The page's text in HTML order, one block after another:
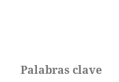
Palabras clave